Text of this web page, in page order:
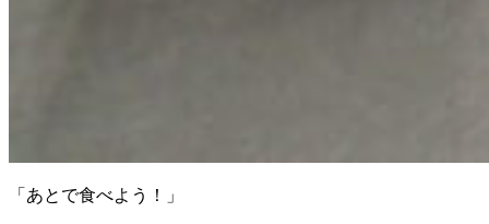
「あとで食べよう！」